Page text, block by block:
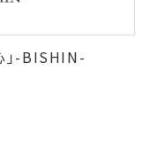
」-BISHIN-